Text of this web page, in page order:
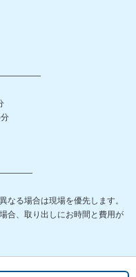
なる場合は現場を優先します。
合、取り出しにお時間と費用が